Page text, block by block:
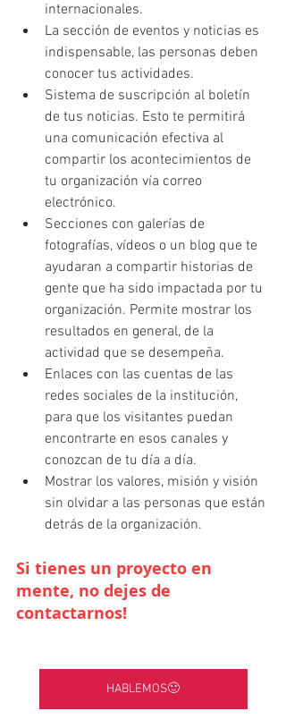
internacionales.
La sección de eventos y noticias es
indispensable, las personas deben
conocer tus actividades.
Sistema de suscripción al boletín
de tus noticias. Esto te permitirá
una comunicación efectiva al
compartir los acontecimientos de
tu organización vía correo
electrónico.
Secciones con galerías de
fotografías, vídeos o un blog que te
ayudaran a compartir historias de
gente que ha sido impactada por tu
organización. Permite mostrar los
resultados en general, de la
actividad que se desempeña.
Enlaces con las cuentas de las
redes sociales de la institución,
para que los visitantes puedan
encontrarte en esos canales y
conozcan de tu día a día.
Mostrar los valores, misión y visión
sin olvidar a las personas que están
detrás de la organización.
Si tienes un proyecto en
mente, no dejes de
contactarnos!
HABLEMOS🙂